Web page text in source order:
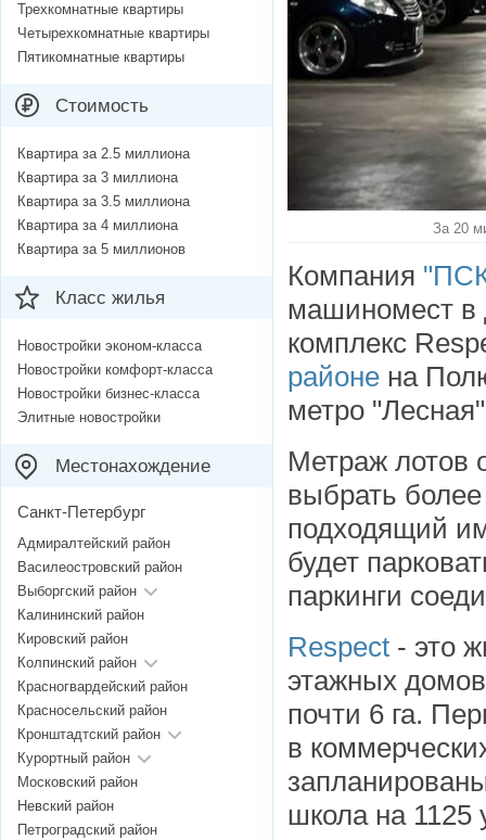
За 20
Компания
машиномест в
комплекс
районе на
метро
Метраж лотов
выбрать
подходящий
будет
паркинги
Respect - это
этажных
почти 6 га.
в
школа на 1125
Трехкомнатные квартиры
Четырехкомнатные квартиры
Пятикомнатные квартиры
Стоимость
Квартира за 2.5 миллиона
Квартира за 3 миллиона
Квартира за 3.5 миллиона
Квартира за 4 миллиона
Квартира за 5 миллионов
Класс жилья
Новостройки эконом-класса
Новостройки комфорт-класса
Новостройки бизнес-класса
Элитные новостройки
Местонахождение
Санкт-Петербург
Адмиралтейский район
Василеостровский район
Выборгский район
Калининский район
Кировский район
Колпинский район
Красногвардейский район
Красносельский район
Кронштадтский район
Курортный район
Московский район
Невский район
Петроградский район